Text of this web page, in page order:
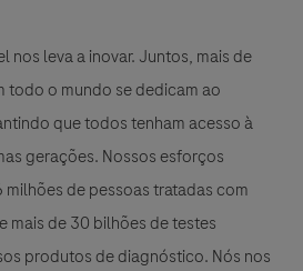
nos leva a inovar. Juntos, mais de
todo o mundo se dedicam ao
que todos tenham acesso à
gerações. Nossos esforços
milhões de pessoas tratadas com
mais de 30 bilhões de testes
produtos de diagnóstico. Nós nos